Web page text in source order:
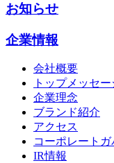
お知らせ
企業情報
会社概要
トップメッセー
企業理念
ブランド紹介
アクセス
コーポレートガ
IR情報